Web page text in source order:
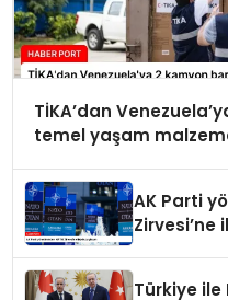
TİKA’dan
temel yaşam
AK Parti
Zirvesi’ne
Türkiye ile